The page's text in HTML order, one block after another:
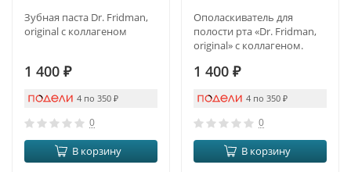
Зубная паста Dr. Fridman,
original с коллагеном
1 400 ₽
4 по 350 ₽
0
В корзину
Ополаскиватель для
полости рта «Dr. Fridman,
original» с коллагеном.
1 400 ₽
4 по 350 ₽
0
В корзину